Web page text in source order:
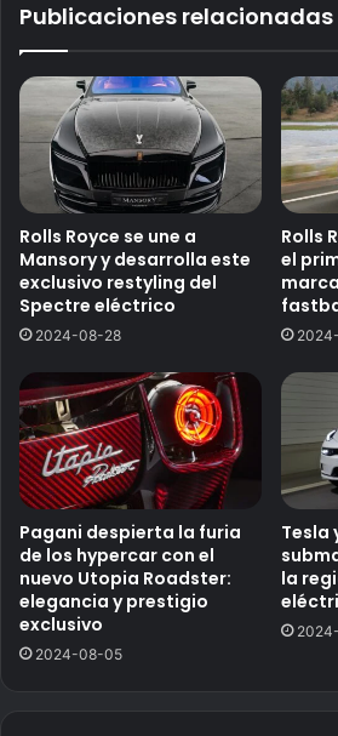
Publicaciones relacionadas
Rolls Royce se une a
Mansory y desarrolla este
exclusivo restyling del
Spectre eléctrico
2024-08-28
Rolls
el
Pagani despierta la furia
de los hypercar con el
nuevo Utopia Roadster:
elegancia y prestigio
exclusivo
2024-08-05
Tesla
la